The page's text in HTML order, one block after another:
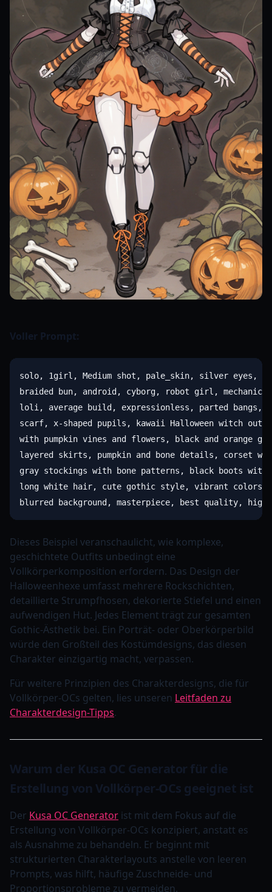
Voller Prompt:
solo, 1girl, Medium shot, pale_skin, silver eyes,
braided bun, android, cyborg, robot girl,
loli, average build, expressionless, parted bangs,
scarf, x-shaped pupils, kawaii Halloween witch
with pumpkin vines and flowers, black and orange
layered skirts, pumpkin and bone details, corset
gray stockings with bone patterns, black boots with
long white hair, cute gothic style, vibrant colors,
Dieses Beispiel veranschaulicht, wie komplexe,
geschichtete Outfits unbedingt eine
Vollkörperkomposition erfordern. Das Design der
Halloweenhexe umfasst mehrere Rockschichten,
detaillierte Strumpfhosen, dekorierte Stiefel und einen
aufwendigen Hut. Jedes Element trägt zur gesamten
Gothic-Ästhetik bei. Ein Porträt- oder Oberkörperbild
würde den Großteil des Kostümdesigns, das diesen
Charakter einzigartig macht, verpassen.
Für weitere Prinzipien des Charakterdesigns, die für
Vollkörper-OCs gelten, lies unseren Leitfaden zu
Charakterdesign-Tipps.
Warum der Kusa OC Generator für die
Erstellung von Vollkörper-OCs geeignet ist
Der Kusa OC Generator ist mit dem Fokus auf die
Erstellung von Vollkörper-OCs konzipiert, anstatt es
als Ausnahme zu behandeln. Er beginnt mit
strukturierten Charakterlayouts anstelle von leeren
Prompts, was hilft, häufige Zuschneide- und
Proportionsprobleme zu vermeiden.